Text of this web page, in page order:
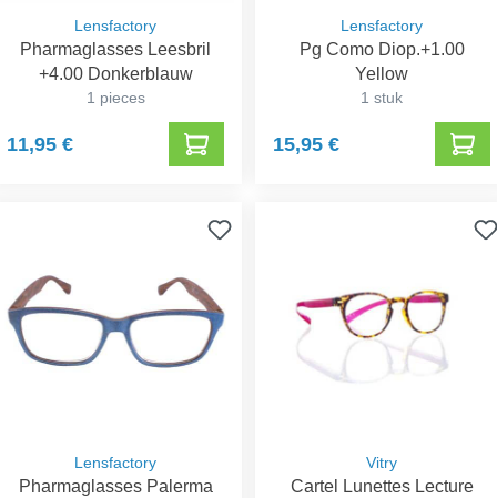
Lensfactory
Pharmaglasses Leesbril
+4.00 Donkerblauw
1 pieces
11,95 €
Lensfactory
Pg Como Diop.+1.00
Yellow
1 stuk
15,95 €
Lensfactory
Pharmaglasses Palerma
Vitry
Cartel Lunettes Lecture